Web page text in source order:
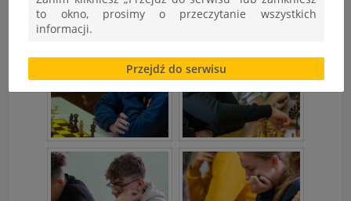
to okno, prosimy o przeczytanie wszystkich
informacji.
Brak zgody bądź ograniczenie funkcjonalności plików
cookies lub local storage, może utrudnić lub
uniemożliwić korzystanie z Serwisu.
Informacje dotyczące polityki prywatności oraz
przetwarzania danych osobowych dostępne są cały
czas w sekcji
"Nasza szkoła" > "Bezpieczeństwo"
Przejdź do serwisu